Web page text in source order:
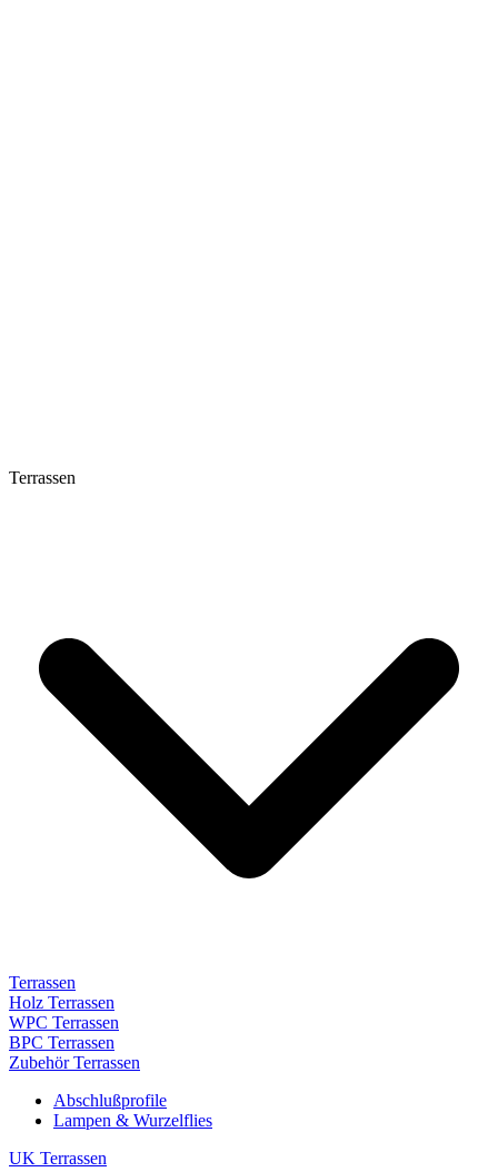
Terrassen
Terrassen
Holz Terrassen
WPC Terrassen
BPC Terrassen
Zubehör Terrassen
Abschlußprofile
Lampen & Wurzelflies
UK Terrassen